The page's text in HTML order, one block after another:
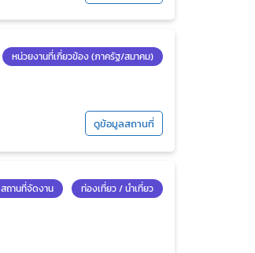
หน่วยงานที่เกี่ยวข้อง (ภาครัฐ/สมาคม)
ดูข้อมูลสถานที่
สถานที่จัดงาน ท่องเที่ยว / นำเที่ยว